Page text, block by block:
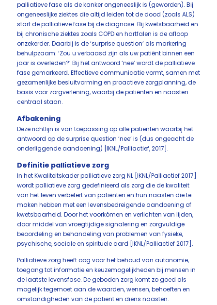
palliatieve fase als de kanker ongeneeslijk is (geworden). Bij
ongeneeslijke ziektes die altijd leiden tot de dood (zoals ALS)
start de palliatieve fase bij de diagnose. Bij kwetsbaarheid en
bij chronische ziektes zoals COPD en hartfalen is de afloop
onzekerder. Daarbij is de ‘surprise question’ als markering
behulpzaam: ‘Zou u verbaasd zijn als uw patiënt binnen een
jaar is overleden?’ Bij het antwoord ‘nee’ wordt de palliatieve
fase gemarkeerd. Effectieve communicatie vormt, samen met
gezamenlijke besluitvorming en proactieve zorgplanning, de
basis voor zorgverlening, waarbij de patiënten en naasten
centraal staan.
Afbakening
Deze richtlijn is van toepassing op alle patiënten waarbij het
antwoord op de surprise question ‘nee’ is (dus ongeacht de
onderliggende aandoening) [IKNL/Palliactief, 2017].
Definitie palliatieve zorg
In het Kwaliteitskader palliatieve zorg NL [IKNL/Palliactief 2017]
wordt palliatieve zorg gedefinieerd als zorg die de kwaliteit
van het leven verbetert van patiënten en hun naasten die te
maken hebben met een levensbedreigende aandoening of
kwetsbaarheid. Door het voorkómen en verlichten van lijden,
door middel van vroegtijdige signalering en zorgvuldige
beoordeling en behandeling van problemen van fysieke,
psychische, sociale en spirituele aard [IKNL/Palliactief 2017].
Palliatieve zorg heeft oog voor het behoud van autonomie,
toegang tot informatie en keuzemogelijkheden bij mensen in
de laatste levensfase. De geboden zorg komt zo goed als
mogelijk tegemoet aan de waarden, wensen, behoeften en
omstandigheden van de patiënt en diens naasten.